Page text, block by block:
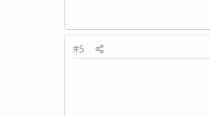
#5